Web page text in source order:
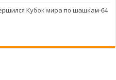
Кубок мира по шашкам-64